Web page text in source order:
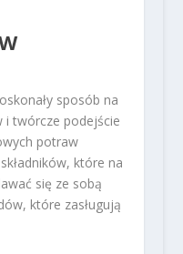
sposób na
i twórcze podejście
potraw
które na
się ze sobą
które zasługują